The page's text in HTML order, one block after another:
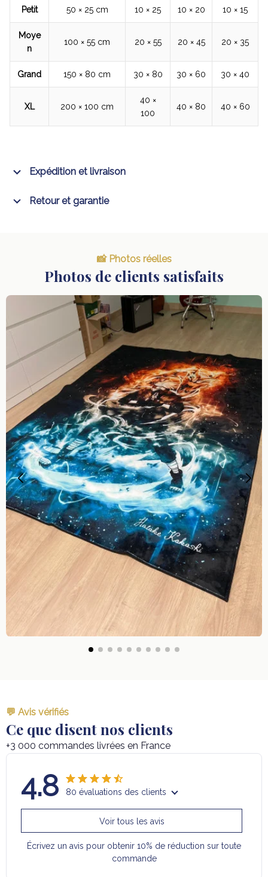
Petit 50 × 25 cm 10 × 25 10 × 20 10 × 15
Moye
n
100 × 55 cm 20 × 55 20 × 45 20 × 35
Grand 150 × 80 cm 30 × 80 30 × 60 30 × 40
XL 200 × 100 cm
40 ×
100
40 × 80 40 × 60
Expédition et livraison
Retour et garantie
📸 Photos réelles
Photos de clients satisfaits
💬 Avis vérifiés
Ce que disent nos clients
+3 000 commandes livrées en France
4.8 80 évaluations des clients
Voir tous les avis
Écrivez un avis pour obtenir 10% de réduction sur toute
commande